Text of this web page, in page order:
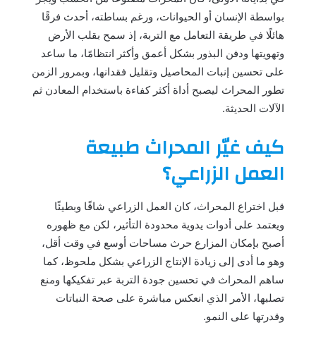
بواسطة الإنسان أو الحيوانات، ورغم بساطته، أحدث فرقًا
هائلًا في طريقة التعامل مع التربة، إذ سمح بقلب الأرض
وتهويتها ودفن البذور بشكل أعمق وأكثر انتظامًا، ما ساعد
على تحسين إنبات المحاصيل وتقليل فقدانها، وبمرور الزمن
تطور المحراث ليصبح أداة أكثر كفاءة باستخدام المعادن ثم
الآلات الحديثة.
كيف غيّر المحراث طبيعة
العمل الزراعي؟
قبل اختراع المحراث، كان العمل الزراعي شاقًا وبطيئًا
ويعتمد على أدوات يدوية محدودة التأثير، لكن مع ظهوره
أصبح بإمكان المزارع حرث مساحات أوسع في وقت أقل،
وهو ما أدى إلى زيادة الإنتاج الزراعي بشكل ملحوظ، كما
ساهم المحراث في تحسين جودة التربة عبر تفكيكها ومنع
تصلبها، الأمر الذي انعكس مباشرة على صحة النباتات
وقدرتها على النمو.